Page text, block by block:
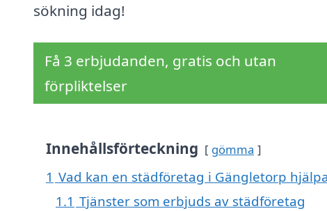
sökning idag!
Få 3 erbjudanden, gratis och utan
förpliktelser
Innehållsförteckning gömma
1 Vad kan en städföretag i Gängletorp
1.1 Tjänster som erbjuds av städföretag